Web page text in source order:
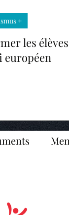
les
européen
+